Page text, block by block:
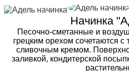
Начинка
Песочно-сметанные и
грецким орехом сочетаются
сливочным кремом.
заливкой, кондитерской